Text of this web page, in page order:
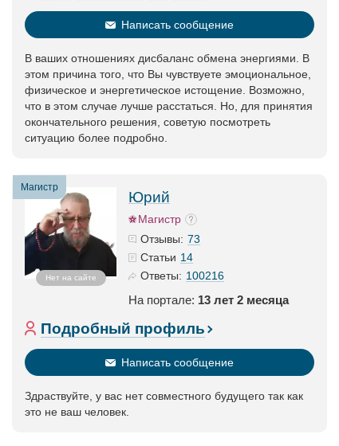
Написать сообщение
В ваших отношениях дисбаланс обмена энергиями. В
этом причина того, что Вы чувствуете эмоциональное,
физическое и энергетическое истощение. Возможно,
что в этом случае лучше расстаться. Но, для принятия
окончательного решения, советую посмотреть
ситуацию более подробно.
Магистр
Нет на сайте
Юрий
Магистр
Отзывы: 73
Статьи 14
Ответы: 100216
На портале: 13 лет 2 месяца
Подробный профиль
Написать сообщение
Здраствуйте, у вас нет совместного будущего так как
это не ваш человек.